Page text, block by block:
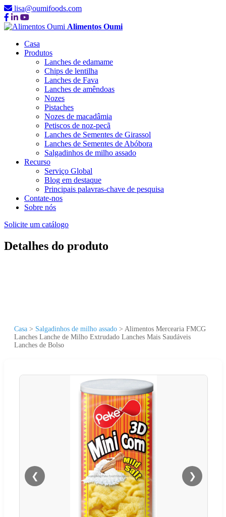
lisa@oumifoods.com
Alimentos Oumi
Casa
Produtos
Lanches de edamame
Chips de lentilha
Lanches de Fava
Lanches de amêndoas
Nozes
Pistaches
Nozes de macadâmia
Petiscos de noz-pecã
Lanches de Sementes de Girassol
Lanches de Sementes de Abóbora
Salgadinhos de milho assado
Recurso
Serviço Global
Blog em destaque
Principais palavras-chave de pesquisa
Contate-nos
Sobre nós
Solicite um catálogo
Detalhes do produto
Casa > Salgadinhos de milho assado > Alimentos Mercearia FMCG
Lanches Lanche de Milho Extrudado Lanches Mais Saudáveis
Lanches de Bolso
❮ ❯